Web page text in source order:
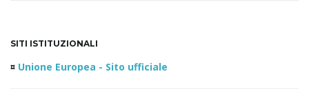
SITI ISTITUZIONALI
¤ Unione Europea - Sito ufficiale